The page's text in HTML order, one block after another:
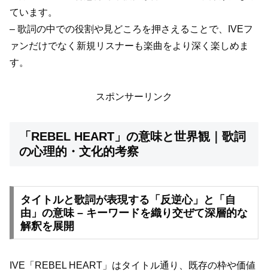
ています。
– 歌詞の中での役割や見どころを押さえることで、IVEフ
ァンだけでなく新規リスナーも楽曲をより深く楽しめま
す。
スポンサーリンク
「REBEL HEART」の意味と世界観｜歌詞
の心理的・文化的考察
タイトルと歌詞が表現する「反逆心」と「自
由」の意味 – キーワードを織り交ぜて深層的な
解釈を展開
IVE「REBEL HEART」はタイトル通り、既存の枠や価値